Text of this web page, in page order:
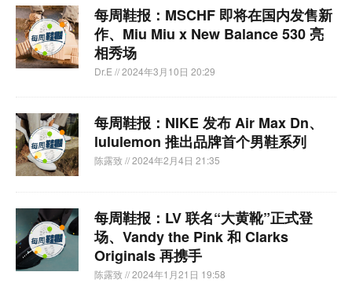
每周鞋报：MSCHF 即将在国内发售新
作、Miu Miu x New Balance 530 亮
相秀场
Dr.E // 2024年3月10日 20:29
每周鞋报：NIKE 发布 Air Max Dn、
lululemon 推出品牌首个男鞋系列
陈露致// 2024年2月4日 21:35
每周鞋报：LV 联名“大黄靴”正式登
场、Vandy the Pink 和 Clarks
Originals 再携手
陈露致// 2024年1月21日 19:58